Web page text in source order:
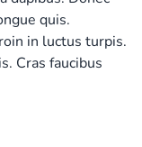
quis.
in luctus turpis.
Cras faucibus